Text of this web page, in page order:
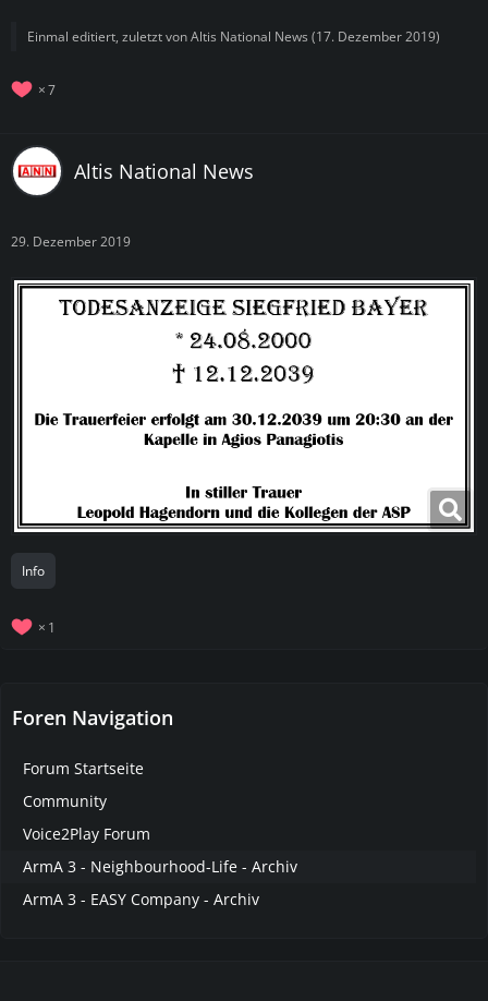
Einmal editiert, zuletzt vonAltis National News (17. Dezember 2019)
7
Altis National News
29. Dezember 2019
Info
1
Foren Navigation
Forum Startseite
Community
Voice2Play Forum
ArmA 3 - Neighbourhood-Life - Archiv
ArmA 3 - EASY Company - Archiv